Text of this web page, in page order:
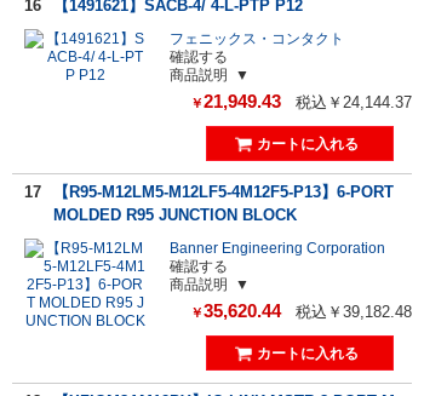
16 【1491621】SACB-4/ 4-L-PTP P12
フェニックス・コンタクト
確認する
商品説明
￥21,949.43 税込￥24,144.37
17
【R95-M12LM5-M12LF5-4M12F5-P13】6-PORT
MOLDED R95 JUNCTION BLOCK
Banner Engineering Corporation
確認する
商品説明
￥35,620.44 税込￥39,182.48